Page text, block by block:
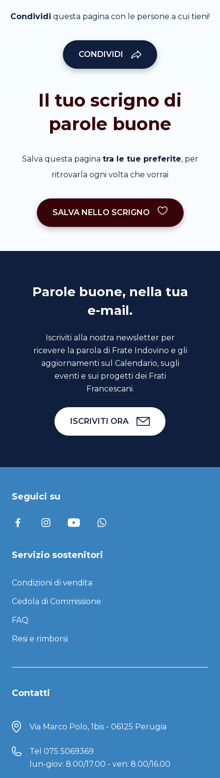
Condividi questa pagina con le persone a cui tieni!
CONDIVIDI
Il tuo scrigno di
parole buone
Salva questa pagina tra le tue preferite, per
ritrovarla ogni volta che vorrai
SALVA NELLO SCRIGNO
Parole buone, nella tua
e-mail.
Iscriviti alla nostra newsletter per
ricevere la parola di Frate Indovino e gli
aggiornamenti sul Calendario, sugli
eventi e sui progetti dei Frati
Francescani.
ISCRIVITI ORA
Seguici su
Servizio sostenitori
Condizioni di vendita
Cedola di Commissione
FAQ
Resi e rimborsi
Contatti
Via Marco Polo, 1bis - 06125 Perugia
Tel 075 5069369
lun-giov: 8.00/17.00 - ven: 8.00/16.00